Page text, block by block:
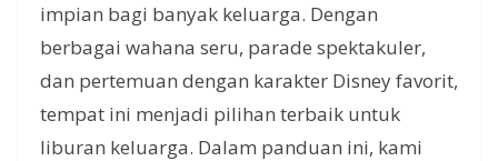
impian bagi banyak keluarga. Dengan
berbagai wahana seru, parade spektakuler,
dan pertemuan dengan karakter Disney favorit,
tempat ini menjadi pilihan terbaik untuk
liburan keluarga. Dalam panduan ini, kami